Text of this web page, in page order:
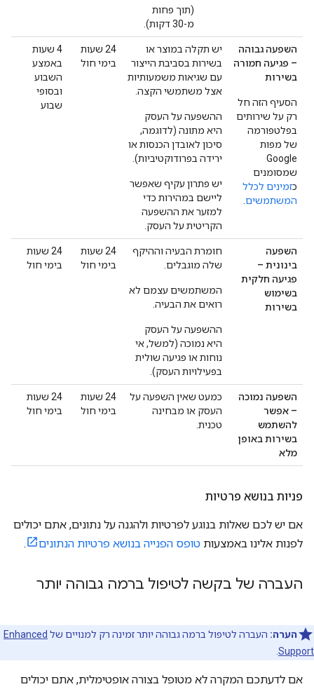
(תוך פחות
מ-30 דקות).
השפעה גבוהה
– פגיעה חמורה
בשירות
הסעיף הזה חל
רק על שירותים
בפלטפורמה
של מפות
Google
שמסומנים
כזמינים לכלל
המשתמשים
יש תקלה במוצר או
בשירות בסביבת הייצור
עם שגיאות משמעותיות
אצל משתמשי הקצה.
ההשפעה על העסק
היא מתונה (לדוגמה,
סיכון לאובדן הכנסות או
ירידה בפרודוקטיביות).
יש פתרון עקיף שאפשר
ליישם במהירות כדי
למזער את ההשפעה
הקריטית על העסק.
‫24 שעות
בימי חול
‫4 שעות
באמצע
השבוע
ובסופי
שבוע
השפעה
בינונית –
פגיעה חלקית
בשימוש
בשירות
חומרת הבעיה וההיקף
שלה מוגבלים.
המשתמשים עצמם לא
רואים את הבעיה.
ההשפעה על העסק
היא נמוכה (למשל, אי
נוחות או פגיעה שולית
בפעילויות העסק).
‫24 שעות
בימי חול
‫24 שעות
בימי חול
השפעה נמוכה
– אפשר
להשתמש
בשירות באופן
מלא
כמעט שאין השפעה על
העסק או מבחינה
טכנית.
‫24 שעות
בימי חול
‫24 שעות
בימי חול
פניות בנושא פרטיות
אם יש לכם שאלות בנוגע לפרטיות ולהגנה על נתונים, אתם יכולים
לפנות אלינו באמצעות טופס הפנייה בנושא פרטיות הנתונים .
העברה של בקשה לטיפול ברמה גבוהה יותר
הערה: העברה לטיפול ברמה גבוהה יותר זמינה רק למנויים של Enhanced
Support
אם לדעתכם המקרה לא מטופל בצורה אופטימלית, אתם יכולים